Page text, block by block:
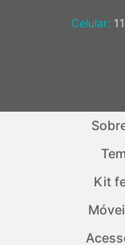
Celular:
Kit